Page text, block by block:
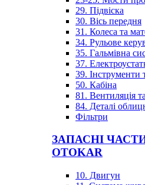
29. Підвіска
30. Вісь передня
31. Колеса та
34. Рульове
35. Гальмівна
37.
39. Інструменти
50. Кабіна
81. Вентиляція
84. Деталі
Фільтри
ЗАПАСНІ
OTOKAR
10. Двигун